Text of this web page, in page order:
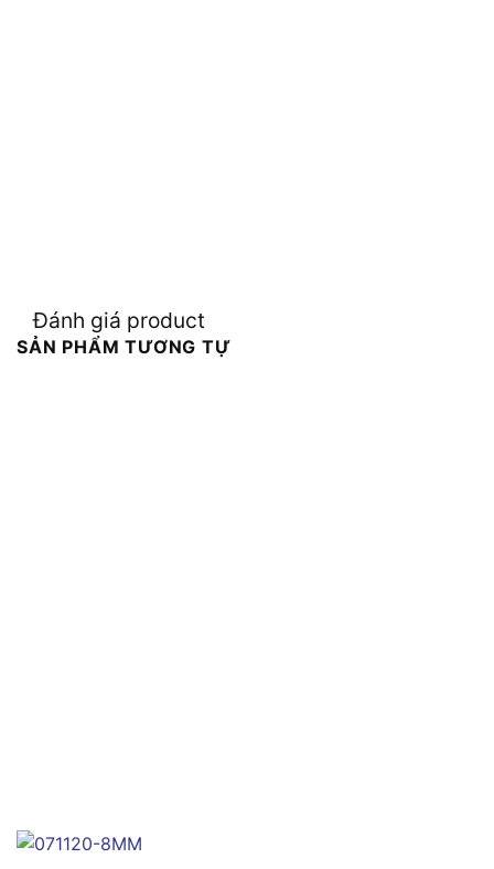
Đánh giá product
SẢN PHẨM TƯƠNG TỰ